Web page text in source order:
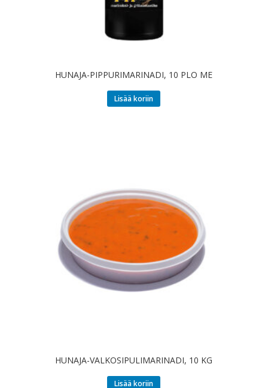
HUNAJA-PIPPURIMARINADI, 10 PLO ME
Lisää koriin
HUNAJA-VALKOSIPULIMARINADI, 10 KG
Lisää koriin